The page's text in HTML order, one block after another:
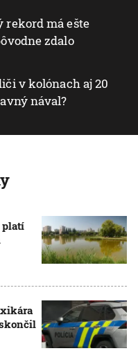
rekord má ešte
zdalo
v kolónach aj 20
nával?
platí